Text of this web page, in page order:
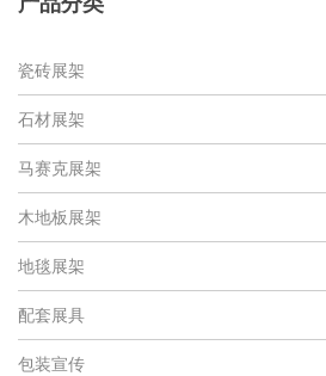
瓷砖展架
石材展架
马赛克展架
木地板展架
地毯展架
配套展具
包装宣传